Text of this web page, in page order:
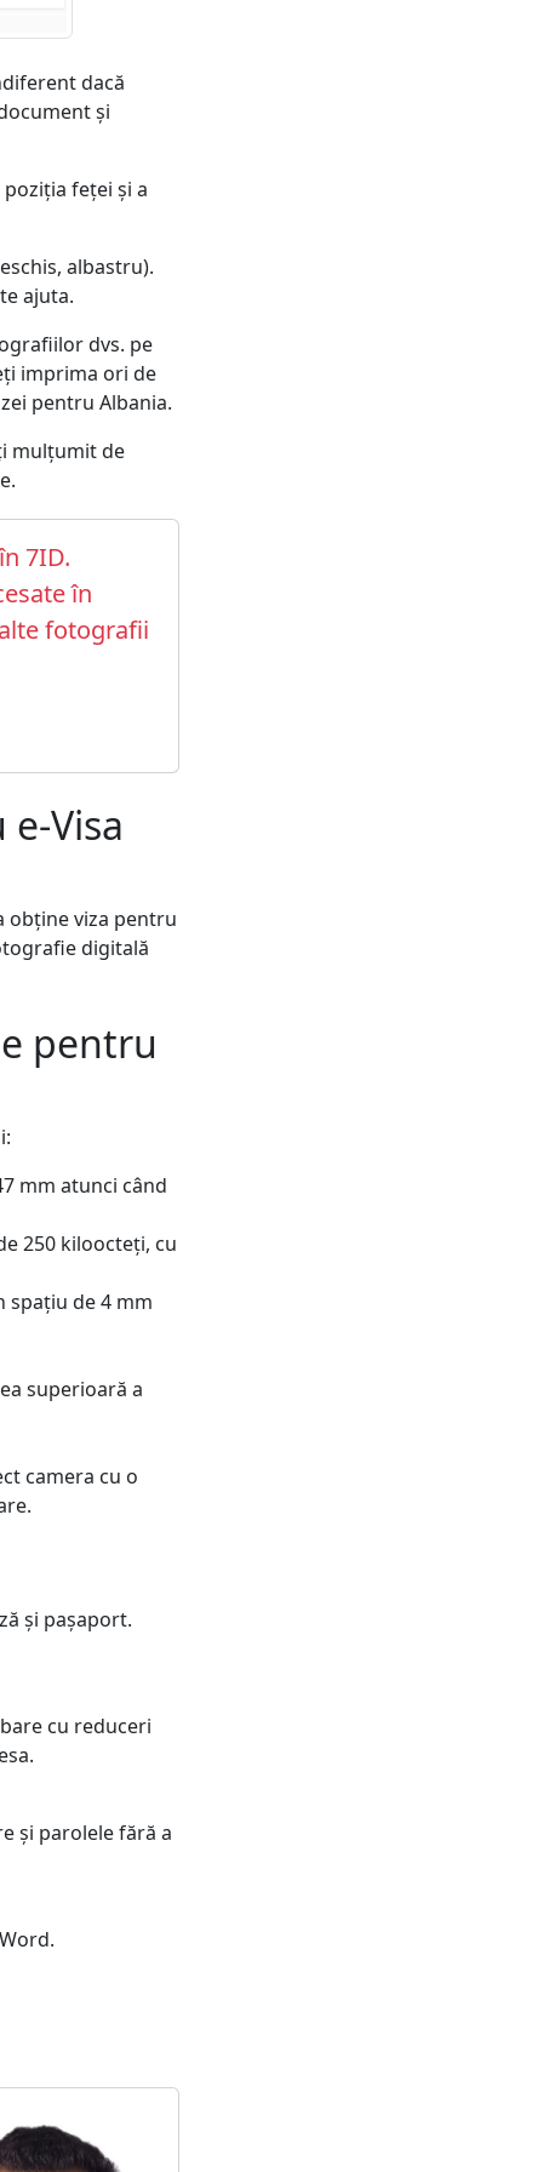
dacă
și
feței și a
albastru).
ajuta.
dvs. pe
imprima ori de
pentru Albania.
mulțumit de
7ID.
în
fotografii
Visa
obține viza pentru
digitală
pentru
mm atunci când
250 kiloocteți, cu
spațiu de 4 mm
superioară a
camera cu o
și pașaport.
cu reduceri
și parolele fără a